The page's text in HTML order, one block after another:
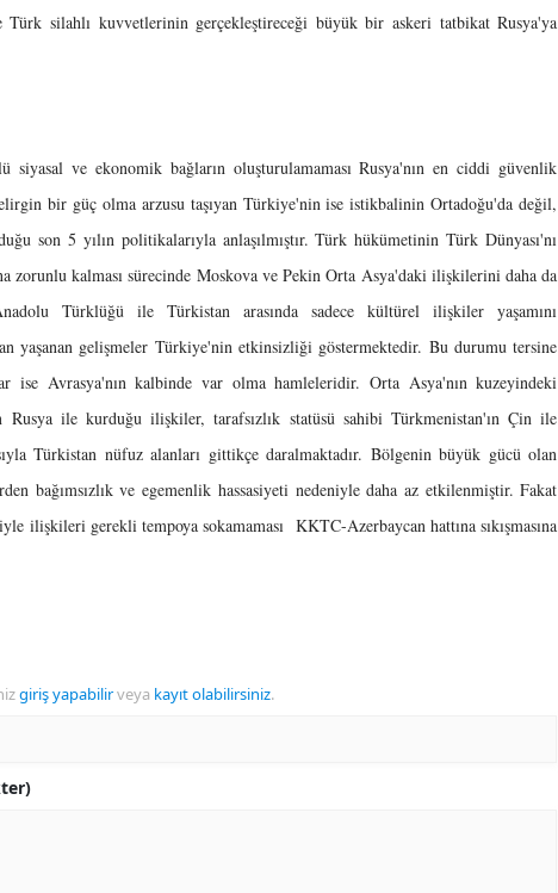
Türk silahlı kuvvetlerinin gerçekleştireceği büyük bir askeri tatbikat Rusya'ya
siyasal ve ekonomik bağların oluşturulamaması Rusya'nın en ciddi güvenlik
bir güç olma arzusu taşıyan Türkiye'nin ise istikbalinin Ortadoğu'da değil,
son 5 yılın politikalarıyla anlaşılmıştır. Türk hükümetinin Türk Dünyası'nı
zorunlu kalması sürecinde Moskova ve Pekin Orta Asya'daki ilişkilerini daha da
Türklüğü ile Türkistan arasında sadece kültürel ilişkiler yaşamını
yaşanan gelişmeler Türkiye'nin etkinsizliği göstermektedir. Bu durumu tersine
ise Avrasya'nın kalbinde var olma hamleleridir. Orta Asya'nın kuzeyindeki
Rusya ile kurduğu ilişkiler, tarafsızlık statüsü sahibi Türkmenistan'ın Çin ile
Türkistan nüfuz alanları gittikçe daralmaktadır. Bölgenin büyük gücü olan
bağımsızlık ve egemenlik hassasiyeti nedeniyle daha az etkilenmiştir. Fakat
ilişkileri gerekli tempoya sokamaması KKTC-Azerbaycan hattına sıkışmasına
giriş yapabilirveya kayıt olabilirsiniz.